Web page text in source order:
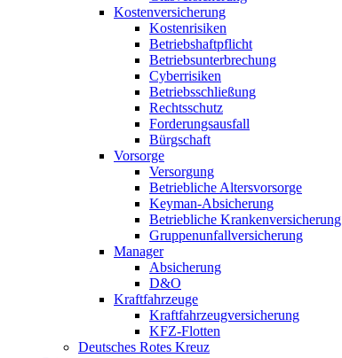
Kostenversicherung
Kostenrisiken
Betriebshaftpflicht
Betriebsunterbrechung
Cyberrisiken
Betriebsschließung
Rechtsschutz
Forderungsausfall
Bürgschaft
Vorsorge
Versorgung
Betriebliche Altersvorsorge
Keyman-Absicherung
Betriebliche Krankenversicherung
Gruppenunfallversicherung
Manager
Absicherung
D&O
Kraftfahrzeuge
Kraftfahrzeugversicherung
KFZ-Flotten
Deutsches Rotes Kreuz